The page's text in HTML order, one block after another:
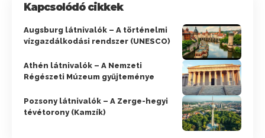
Kapcsolódó cikkek
Augsburg látnivalók – A történelmi
vízgazdálkodási rendszer (UNESCO)
Athén látnivalók – A Nemzeti
Régészeti Múzeum gyűjteménye
Pozsony látnivalók – A Zerge-hegyi
tévétorony (Kamzík)